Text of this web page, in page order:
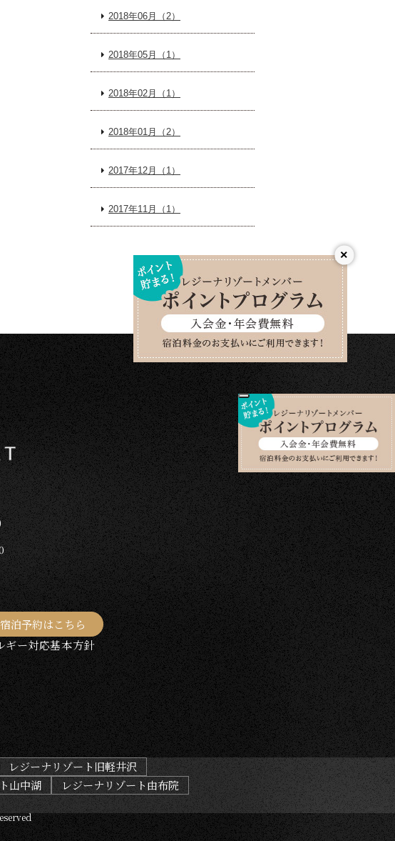
2018年06月（2）
2018年05月（1）
2018年02月（1）
2018年01月（2）
2017年12月（1）
2017年11月（1）
泊予約はこちら
ギー対応基本方針
レジーナリゾート旧軽井沢
山中湖
レジーナリゾート由布院
×